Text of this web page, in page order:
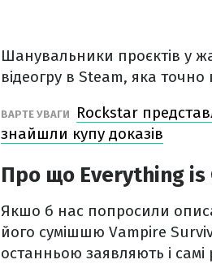
Шанувальники проєктів у
відеогру в Steam, яка
ВАРТЕ УВАГИ
Rockstar
знайшли купу доказів
Про що Everything is
Якшо б нас попросили
його сумішшю Vampire
останньою заявляють і